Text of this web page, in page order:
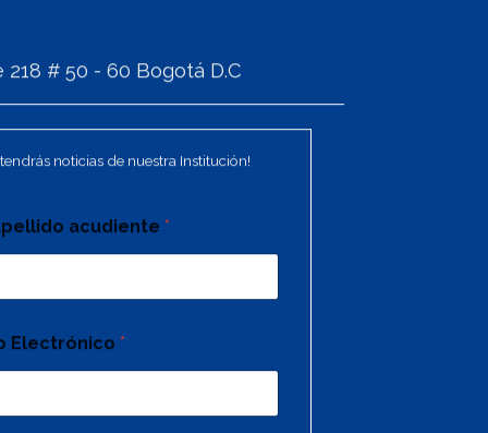
# 50 - 60 Bogotá D.C
noticias de nuestra Institución!
acudiente *
Electrónico *